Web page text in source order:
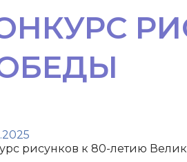
рисунков к 80-летию